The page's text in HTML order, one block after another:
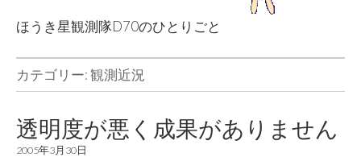
ほうき星観測隊
D70のひとりごと
ほうき星観測隊D70のひとりごと
カテゴリー:観測近況
透明度が悪く成果がありません
2005年3月30日